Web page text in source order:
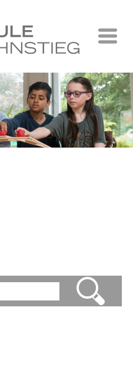
Startseite
Wer wir
Was wir
Ganztag